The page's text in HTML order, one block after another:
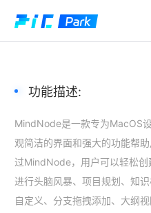
功能描述:
MindNode是一款专为MacOS
观简洁的界面和强大的功能帮
过MindNode，用户可以轻松创
进行头脑风暴、项目规划、知
自定义、分支拖拽添加、大纲